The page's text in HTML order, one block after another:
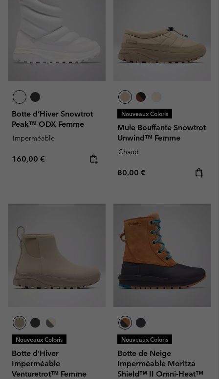
Botte d’Hiver Snowtrot
Peak™ ODX Femme
Imperméable
Regular price:
160,00 €
Nouveaux Coloris
Mule Bouffante Snowtrot
Unwind™ Femme
Chaud
Regular price:
80,00 €
Nouveaux Coloris
Botte d’Hiver
Imperméable
Venturetrot™ Femme
Nouveaux Coloris
Botte de Neige
Imperméable Moritza
Shield™ II Omni-Heat™